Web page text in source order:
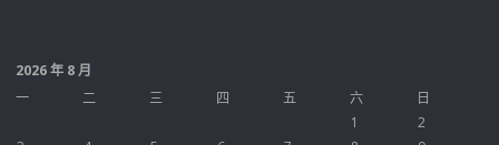
2026 年 8 月
一
二 三 四 五 六
日
1
2